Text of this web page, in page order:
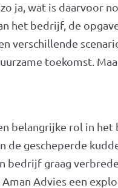
ja, wat is daarvoor
het bedrijf, de
verschillende
toekomst.
belangrijke rol in
de gescheperde
bedrijf graag
Advies een